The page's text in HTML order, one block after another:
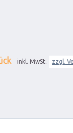
inkl. MwSt. zzgl.